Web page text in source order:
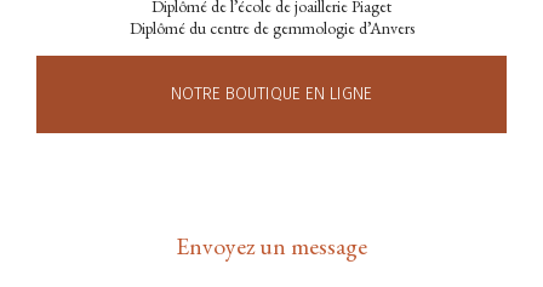
Diplômé de l’école de joaillerie Piaget
Diplômé du centre de gemmologie d’Anvers
NOTRE BOUTIQUE EN LIGNE
Envoyez un message